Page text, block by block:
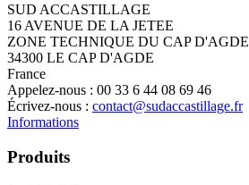
SUD ACCASTILLAGE
16 AVENUE DE LA JETEE
ZONE TECHNIQUE DU CAP D'AGDE
34300 LE CAP D'AGDE
France
Appelez-nous : 00 33 6 44 08 69 46
Écrivez-nous : contact@sudaccastillage.fr
Informations
Produits